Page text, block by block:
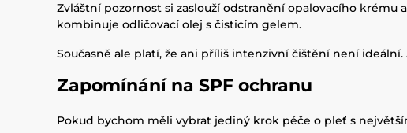
Zvláštní pozornost si zaslouží odstranění opalovacího
kombinuje odličovací olej s čisticím gelem.
Současně ale platí, že ani příliš intenzivní čištění není
Zapomínání na SPF ochranu
Pokud bychom měli vybrat jediný krok péče o pleť s